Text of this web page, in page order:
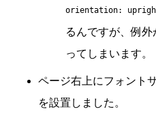
orientation:
るんですが、例
ってしまいます。
ページ右上にフォント
を設置しました。